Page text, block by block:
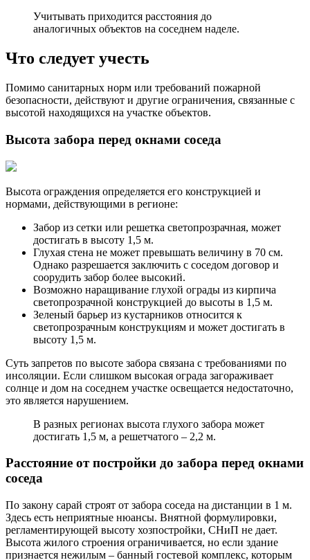
Учитывать приходится расстояния до
аналогичных объектов на соседнем наделе.
Что следует учесть
Помимо санитарных норм или требований пожарной
безопасности, действуют и другие ограничения, связанные с
высотой находящихся на участке объектов.
Высота забора перед окнами соседа
Высота ограждения определяется его конструкцией и
нормами, действующими в регионе:
Забор из сетки или решетка светопрозрачная, может
достигать в высоту 1,5 м.
Глухая стена не может превышать величину в 70 см.
Однако разрешается заключить с соседом договор и
соорудить забор более высокий.
Возможно наращивание глухой ограды из кирпича
светопрозрачной конструкцией до высоты в 1,5 м.
Зеленый барьер из кустарников относится к
светопрозрачным конструкциям и может достигать в
высоту 1,5 м.
Суть запретов по высоте забора связана с требованиями по
инсоляции. Если слишком высокая ограда загораживает
солнце и дом на соседнем участке освещается недостаточно,
это является нарушением.
В разных регионах высота глухого забора может
достигать 1,5 м, а решетчатого – 2,2 м.
Расстояние от постройки до забора перед окнами
соседа
По закону сарай строят от забора соседа на дистанции в 1 м.
Здесь есть неприятные нюансы. Внятной формулировки,
регламентирующей высоту хозпостройки, СНиП не дает.
Высота жилого строения ограничивается, но если здание
признается нежилым – банный гостевой комплекс, которым